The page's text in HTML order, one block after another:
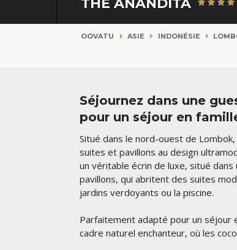
THE ANANDITA
OOVATU ASIE INDONÉSIE
Séjournez dans une
pour un séjour en
Situé dans le nord-ouest de Lombok,
suites et pavillons au design
un véritable écrin de luxe, situé
pavillons, qui abritent des suites
jardins verdoyants ou la piscine.
Parfaitement adapté pour un séjour
cadre naturel enchanteur, où les